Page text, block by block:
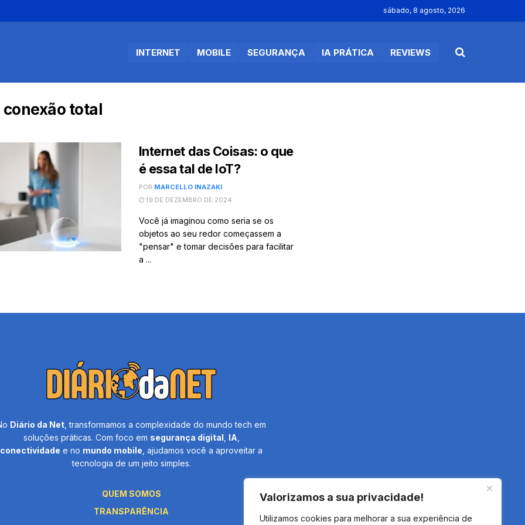
Valorizamos a sua privacidade!
Utilizamos cookies para melhorar a sua experiência de
sábado, 8 agosto, 2026
INTERNET MOBILE SEGURANÇA IA PRÁTICA REVIEWS
conexão total
Internet das Coisas: o que
é essa tal de IoT?
POR MARCELLO INAZAKI
19 DE DEZEMBRO DE 2024
Você já imaginou como seria se os
objetos ao seu redor começassem a
"pensar" e tomar decisões para facilitar
a ...
Diário da Net , transformamos a complexidade do mundo tech em
soluções práticas. Com foco em segurança digital IA
conectividade e no mundo mobile , ajudamos você a aproveitar a
tecnologia de um jeito simples.
QUEM SOMOS
TRANSPARÊNCIA